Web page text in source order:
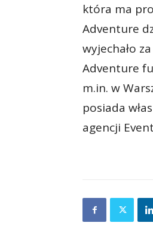
która ma
Adventure
wyjechało
Adventure
m.in. w
posiada
agencji